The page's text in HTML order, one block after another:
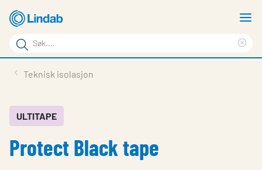
hovedinnhold
Søkeord
Søk
på
Last ned
Om Lindab
Teknisk isolasjon
ULTITAPE
Protect Black tape